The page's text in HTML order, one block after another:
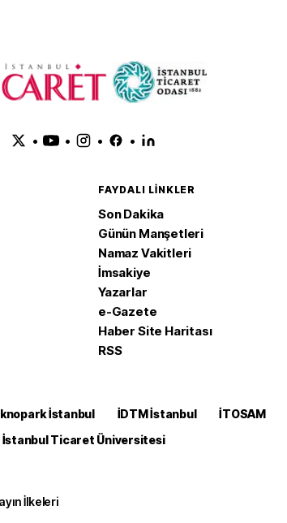
• • • •
FAYDALI LINKLER
Son Dakika
Günün Manşetleri
Namaz Vakitleri
İmsakiye
Yazarlar
e-Gazete
Haber Site Haritası
RSS
İstanbul İDTM İstanbul İTOSAM
İstanbul Ticaret Üniversitesi
İlkeleri